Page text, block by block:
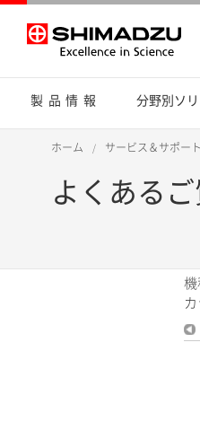
製品情報 分野別ソ
ホーム サービス＆サポート
よくあるご
機